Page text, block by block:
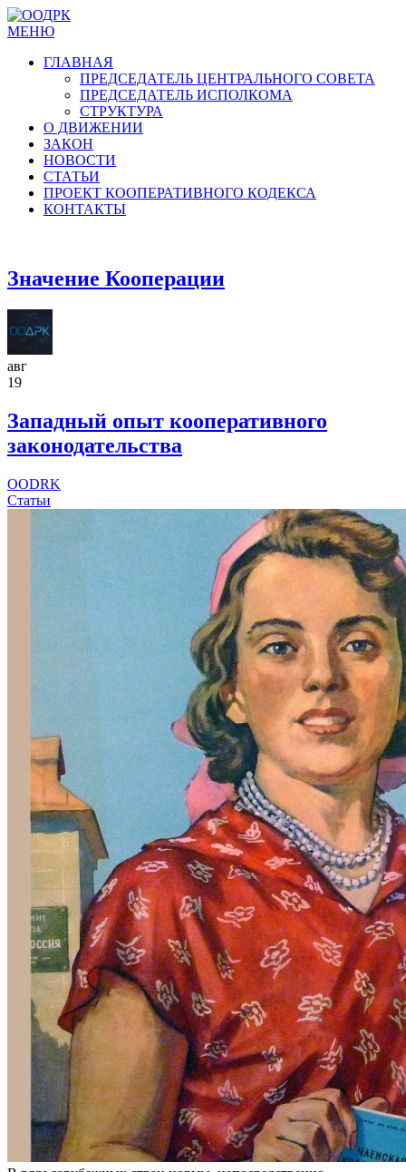
МЕНЮ
ГЛАВНАЯ
ПРЕДСЕДАТЕЛЬ ЦЕНТРАЛЬНОГО СОВЕТА
ПРЕДСЕДАТЕЛЬ ИСПОЛКОМА
СТРУКТУРА
О ДВИЖЕНИИ
ЗАКОН
НОВОСТИ
СТАТЬИ
ПРОЕКТ КООПЕРАТИВНОГО КОДЕКСА
КОНТАКТЫ
Значение Кооперации
авг
19
Западный опыт кооперативного
законодательства
OODRK
Статьи